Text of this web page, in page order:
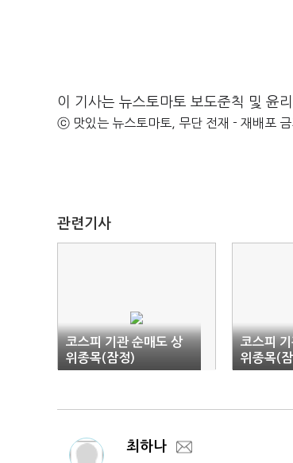
이 기사는 뉴스토마토 보도준칙 및 윤
ⓒ 맛있는 뉴스토마토, 무단 전재 - 재배포 금
관련기사
코스피 기관 순매도 상
위종목(잠정)
코스피
위종목(
최하나